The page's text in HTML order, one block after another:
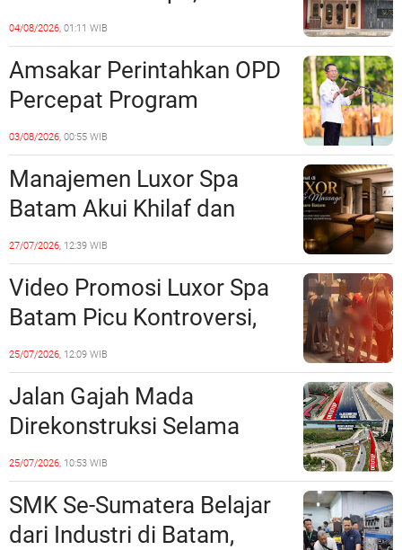
Barelang Usut Tuntas
Unsur Pelanggaran Hukum
04/08/2026, 01:11 WIB
Amsakar Perintahkan OPD
Percepat Program
Prioritas, Targetkan
Realisasi Pembangunan
Lampaui 50 Persen
03/08/2026, 00:55 WIB
Manajemen Luxor Spa
Batam Akui Khilaf dan
Minta Maaf, Konten
Langsung Di-Takedown
27/07/2026, 12:39 WIB
Video Promosi Luxor Spa
Batam Picu Kontroversi,
Dinilai Bermuatan Sensual
25/07/2026, 12:09 WIB
Jalan Gajah Mada
Direkonstruksi Selama
Empat Minggu, Ini Skema
Rekayasa Lalu Lintasnya
25/07/2026, 10:53 WIB
SMK Se-Sumatera Belajar
dari Industri di Batam,